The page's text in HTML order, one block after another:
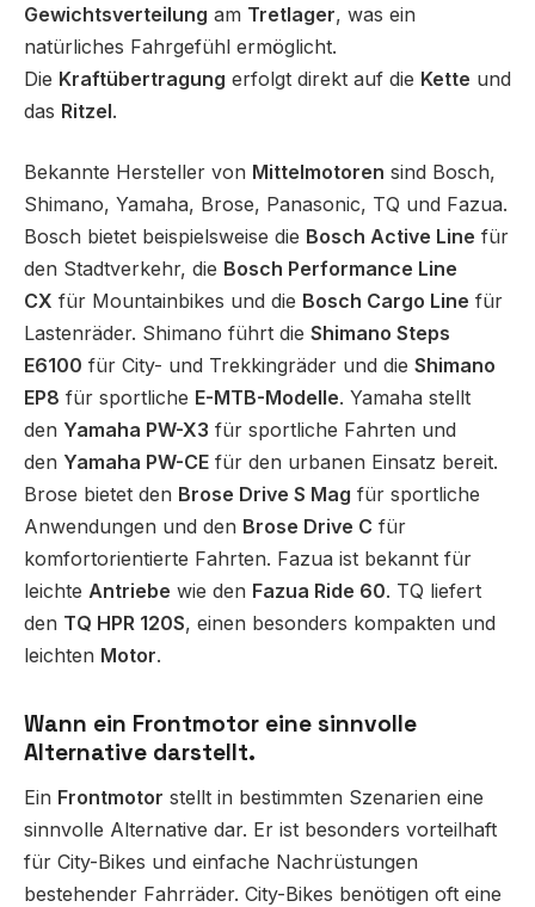
Gewichtsverteilung am Tretlager, was ein
natürliches Fahrgefühl ermöglicht.
Die Kraftübertragung erfolgt direkt auf die Kette und
das Ritzel.
Bekannte Hersteller von Mittelmotoren sind Bosch,
Shimano, Yamaha, Brose, Panasonic, TQ und Fazua.
Bosch bietet beispielsweise die Bosch Active Line für
den Stadtverkehr, die Bosch Performance Line
CX für Mountainbikes und die Bosch Cargo Line für
Lastenräder. Shimano führt die Shimano Steps
E6100 für City- und Trekkingräder und die Shimano
EP8 für sportliche E-MTB-Modelle. Yamaha stellt
den Yamaha PW-X3 für sportliche Fahrten und
den Yamaha PW-CE für den urbanen Einsatz bereit.
Brose bietet den Brose Drive S Mag für sportliche
Anwendungen und den Brose Drive C für
komfortorientierte Fahrten. Fazua ist bekannt für
leichte Antriebe wie den Fazua Ride 60. TQ liefert
den TQ HPR 120S, einen besonders kompakten und
leichten Motor.
Wann ein Frontmotor eine sinnvolle
Alternative darstellt.
Ein Frontmotor stellt in bestimmten Szenarien eine
sinnvolle Alternative dar. Er ist besonders vorteilhaft
für City-Bikes und einfache Nachrüstungen
bestehender Fahrräder. City-Bikes benötigen oft eine